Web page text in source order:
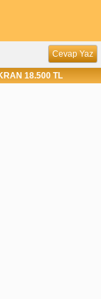
Cevap Yaz
18.500 TL